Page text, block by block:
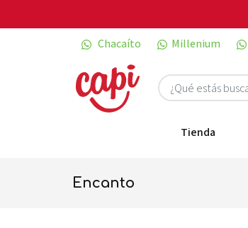
Chacaíto
Millenium
Tienda
encanto